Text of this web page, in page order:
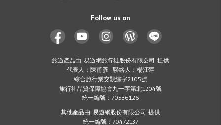
Follow us on
旅遊產品由 易遊網旅行社股份有限公司 提供
代表人：陳甫彥 聯絡人：楊江萍
綜合旅行業交觀綜字2105號
旅行社品質保障協會九一字第北1204號
統一編號：70536126
其他產品由 易遊網股份有限公司 提供
統一編號：70472137